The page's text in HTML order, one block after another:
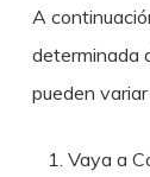
A
determinada
pueden
Vaya a